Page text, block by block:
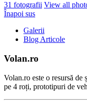
31 fotografii View all
Înapoi sus
Galerii
Blog Articole
Volan.ro
Volan.ro este o resursă de
pe 4 roți, prototipuri de